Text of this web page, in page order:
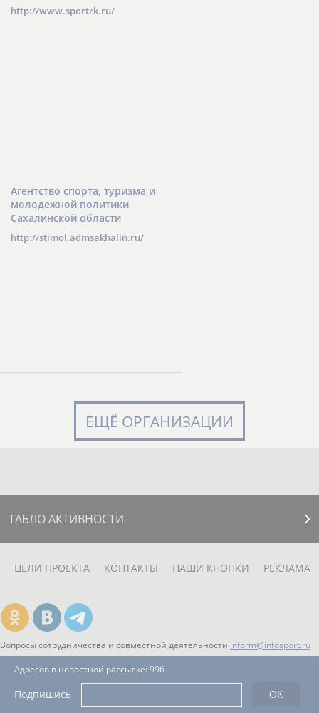
http://www.sportrk.ru/
Агентство спорта, туризма и
молодежной политики
Сахалинской области
http://stimol.admsakhalin.ru/
ЕЩЁ ОРГАНИЗАЦИИ
ТАБЛО АКТИВНОСТИ
ЦЕЛИ ПРОЕКТА КОНТАКТЫ НАШИ КНОПКИ РЕКЛАМА
Вопросы сотрудничества и совместной деятельности inform@infosport.ru
Адресов в новостной рассылке: 996
Подпишись